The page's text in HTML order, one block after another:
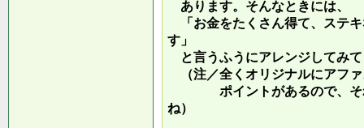
あります。そんなときには、
「お金をたくさん得て、ステ
す」
と言うふうにアレンジしてみ
（注／全くオリジナルにアフ
ポイントがあるので、それ
ね）